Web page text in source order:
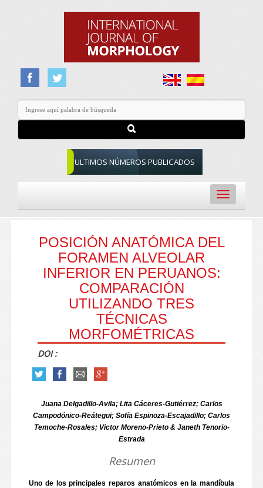
ULTIMOS NÚMEROS PUBLICADOS
Toggle
navigation
POSICIÓN ANATÓMICA DEL
FORAMEN ALVEOLAR
INFERIOR EN PERUANOS:
COMPARACIÓN
UTILIZANDO TRES
TÉCNICAS
MORFOMÉTRICAS
DOI :
Juana Delgadillo-Avila; Lita Cáceres-Gutiérrez; Carlos
Campodónico-Reátegui; Sofía Espinoza-Escajadillo; Carlos
Temoche-Rosales; Victor Moreno-Prieto & Janeth Tenorio-
Estrada
Resumen
Uno de los principales reparos anatómicos en la mandíbula